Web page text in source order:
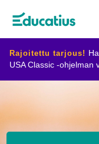
Rajoitettu tarjous!
USA Classic -ohjelman
Ohjelmat